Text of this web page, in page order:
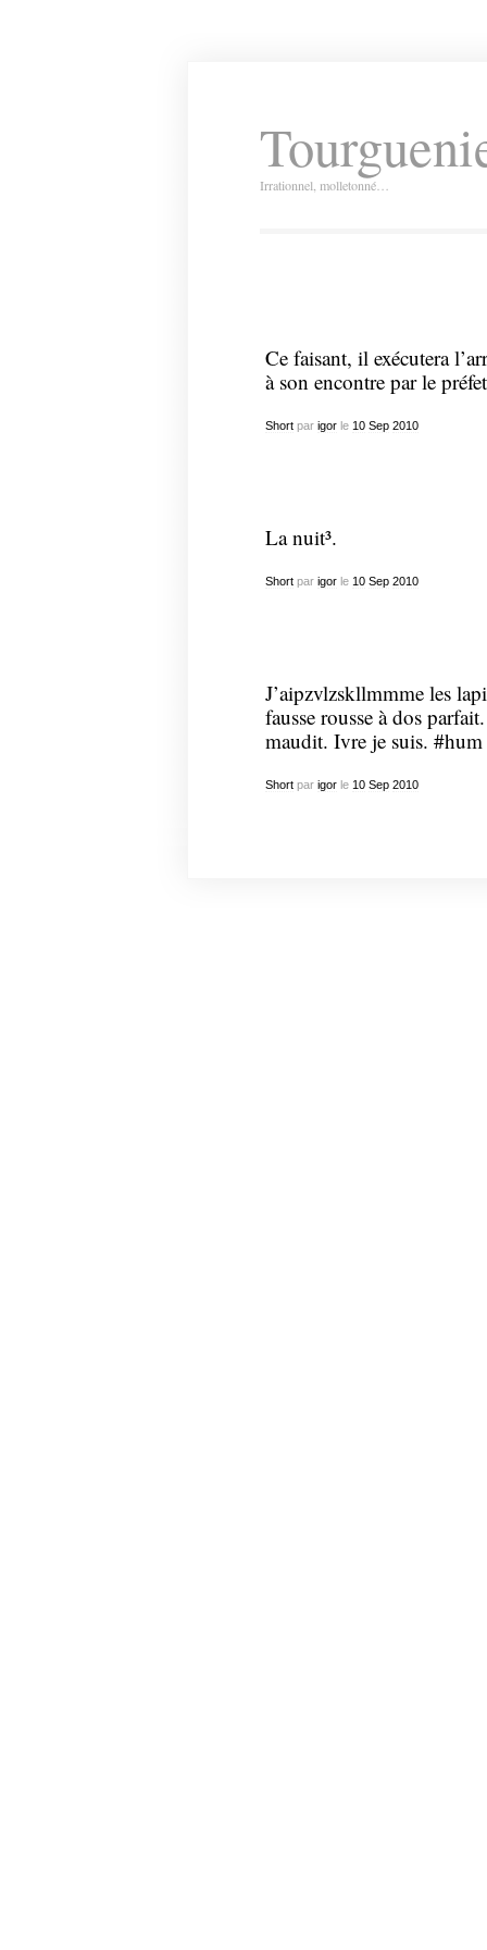
Irrationnel, molletonné…
Ce faisant, il exécutera
à son encontre par le
Shortpar igorle 10 Sep 2010
La nuit³.
Shortpar igorle 10 Sep 2010
J’aipzvlzskllmmme les
fausse rousse à dos
maudit. Ivre je suis. #hum
Shortpar igorle 10 Sep 2010